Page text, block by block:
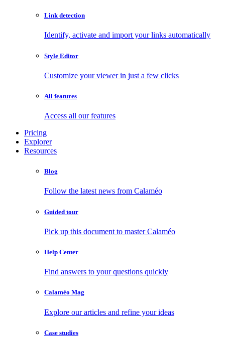
Link detection
Identify, activate and import your links automatically
Style Editor
Customize your viewer in just a few clicks
All features
Access all our features
Pricing
Explorer
Resources
Blog
Follow the latest news from Calaméo
Guided tour
Pick up this document to master Calaméo
Help Center
Find answers to your questions quickly
Calaméo Mag
Explore our articles and refine your ideas
Case studies